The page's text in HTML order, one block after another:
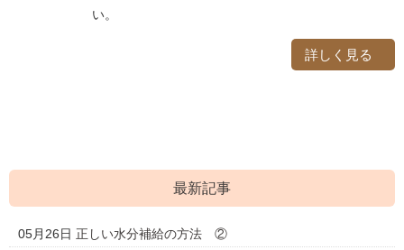
い。
詳しく見る
最新記事
05月26日 正しい水分補給の方法 ②